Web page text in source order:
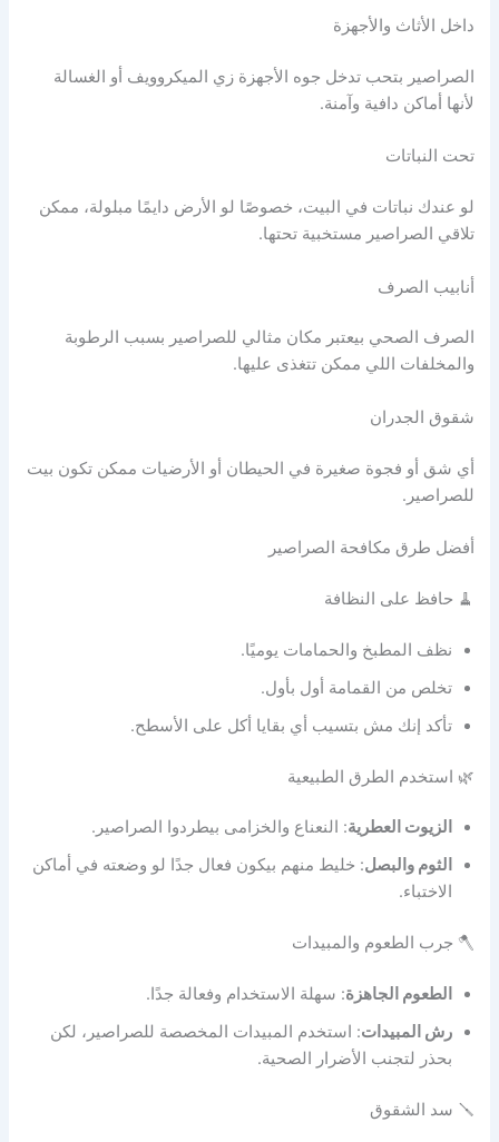
داخل الأثاث والأجهزة
الصراصير بتحب تدخل جوه الأجهزة زي الميكروويف أو الغسالة
لأنها أماكن دافية وآمنة.
تحت النباتات
لو عندك نباتات في البيت، خصوصًا لو الأرض دايمًا مبلولة، ممكن
تلاقي الصراصير مستخبية تحتها.
أنابيب الصرف
الصرف الصحي بيعتبر مكان مثالي للصراصير بسبب الرطوبة
والمخلفات اللي ممكن تتغذى عليها.
شقوق الجدران
أي شق أو فجوة صغيرة في الحيطان أو الأرضيات ممكن تكون بيت
للصراصير.
أفضل طرق مكافحة الصراصير
🧹 حافظ على النظافة
نظف المطبخ والحمامات يوميًا.
تخلص من القمامة أول بأول.
تأكد إنك مش بتسيب أي بقايا أكل على الأسطح.
🌿 استخدم الطرق الطبيعية
الزيوت العطرية: النعناع والخزامى بيطردوا الصراصير.
الثوم والبصل: خليط منهم بيكون فعال جدًا لو وضعته في أماكن
الاختباء.
🪓 جرب الطعوم والمبيدات
الطعوم الجاهزة: سهلة الاستخدام وفعالة جدًا.
رش المبيدات: استخدم المبيدات المخصصة للصراصير، لكن
بحذر لتجنب الأضرار الصحية.
🪛 سد الشقوق